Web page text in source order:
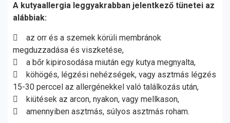
A kutyaallergia leggyakrabban jelentkező tünetei az
alábbiak:
 az orr és a szemek körüli membránok
megduzzadása és viszketése,
 a bőr kipirosodása miután egy kutya megnyalta,
 köhögés, légzési nehézségek, vagy asztmás légzés
15-30 perccel az allergénekkel való találkozás után,
 kiütések az arcon, nyakon, vagy mellkason,
 amennyiben asztmás, súlyos asztmás roham.